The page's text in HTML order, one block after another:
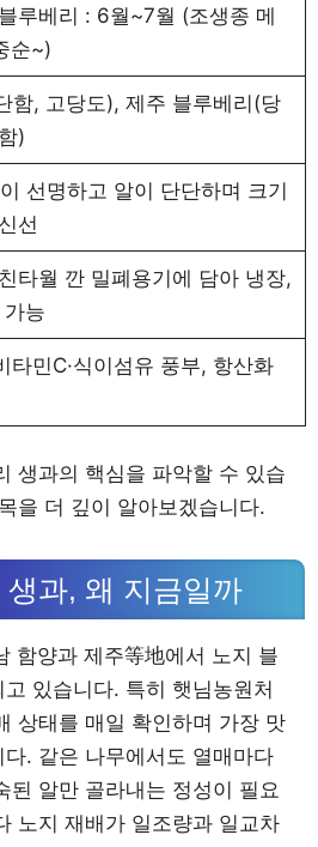
루베리 : 6월~7월 (조생종 메
순~)
함, 고당도), 제주 블루베리(당
)
선명하고 알이 단단하며 크기
선
타월 깐 밀폐용기에 담아 냉장,
능
타민C·식이섬유 풍부, 항산화
생과의 핵심을 파악할 수 있습
을 더 깊이 알아보겠습니다.
과, 왜 지금일까
함양과 제주等地에서 노지 블
있습니다. 특히 햇님농원처
상태를 매일 확인하며 가장 맛
. 같은 나무에서도 열매마다
된 알만 골라내는 정성이 필요
노지 재배가 일조량과 일교차